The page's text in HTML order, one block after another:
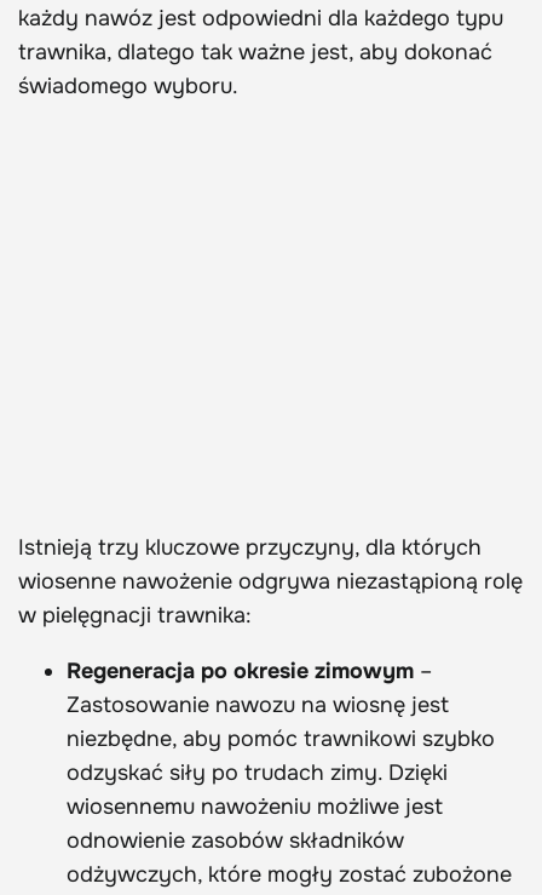
każdy nawóz jest odpowiedni dla każdego typu
trawnika, dlatego tak ważne jest, aby dokonać
świadomego wyboru.
Istnieją trzy kluczowe przyczyny, dla których
wiosenne nawożenie odgrywa niezastąpioną rolę
w pielęgnacji trawnika:
Regeneracja po okresie zimowym –
Zastosowanie nawozu na wiosnę jest
niezbędne, aby pomóc trawnikowi szybko
odzyskać siły po trudach zimy. Dzięki
wiosennemu nawożeniu możliwe jest
odnowienie zasobów składników
odżywczych, które mogły zostać zubożone